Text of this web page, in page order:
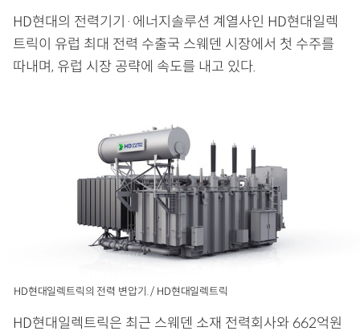
HD현대의 전력기기·에너지솔루션 계열사인 HD현대일렉
트릭이 유럽 최대 전력 수출국 스웨덴 시장에서 첫 수주를
따내며, 유럽 시장 공략에 속도를 내고 있다.
HD현대일렉트릭의 전력 변압기. / HD현대일렉트릭
HD현대일렉트릭은 최근 스웨덴 소재 전력회사와 662억원